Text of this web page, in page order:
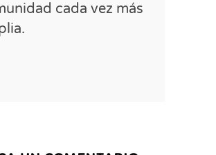
cada vez más